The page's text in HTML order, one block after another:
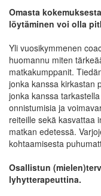
Omasta
löytäminen voi olla
Yli vuosikymmenen
huomannu miten
matkakumppanit.
jonka kanssa kirkastan
jonka kanssa
onnistumisia ja
reiteille sekä kasvattaa
matkan edetessä.
kohtaamisesta
Osallistun
lyhytterapeuttina.